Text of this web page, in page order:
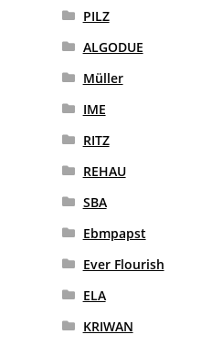
PILZ
ALGODUE
Müller
IME
RITZ
REHAU
SBA
Ebmpapst
Ever Flourish
ELA
KRIWAN